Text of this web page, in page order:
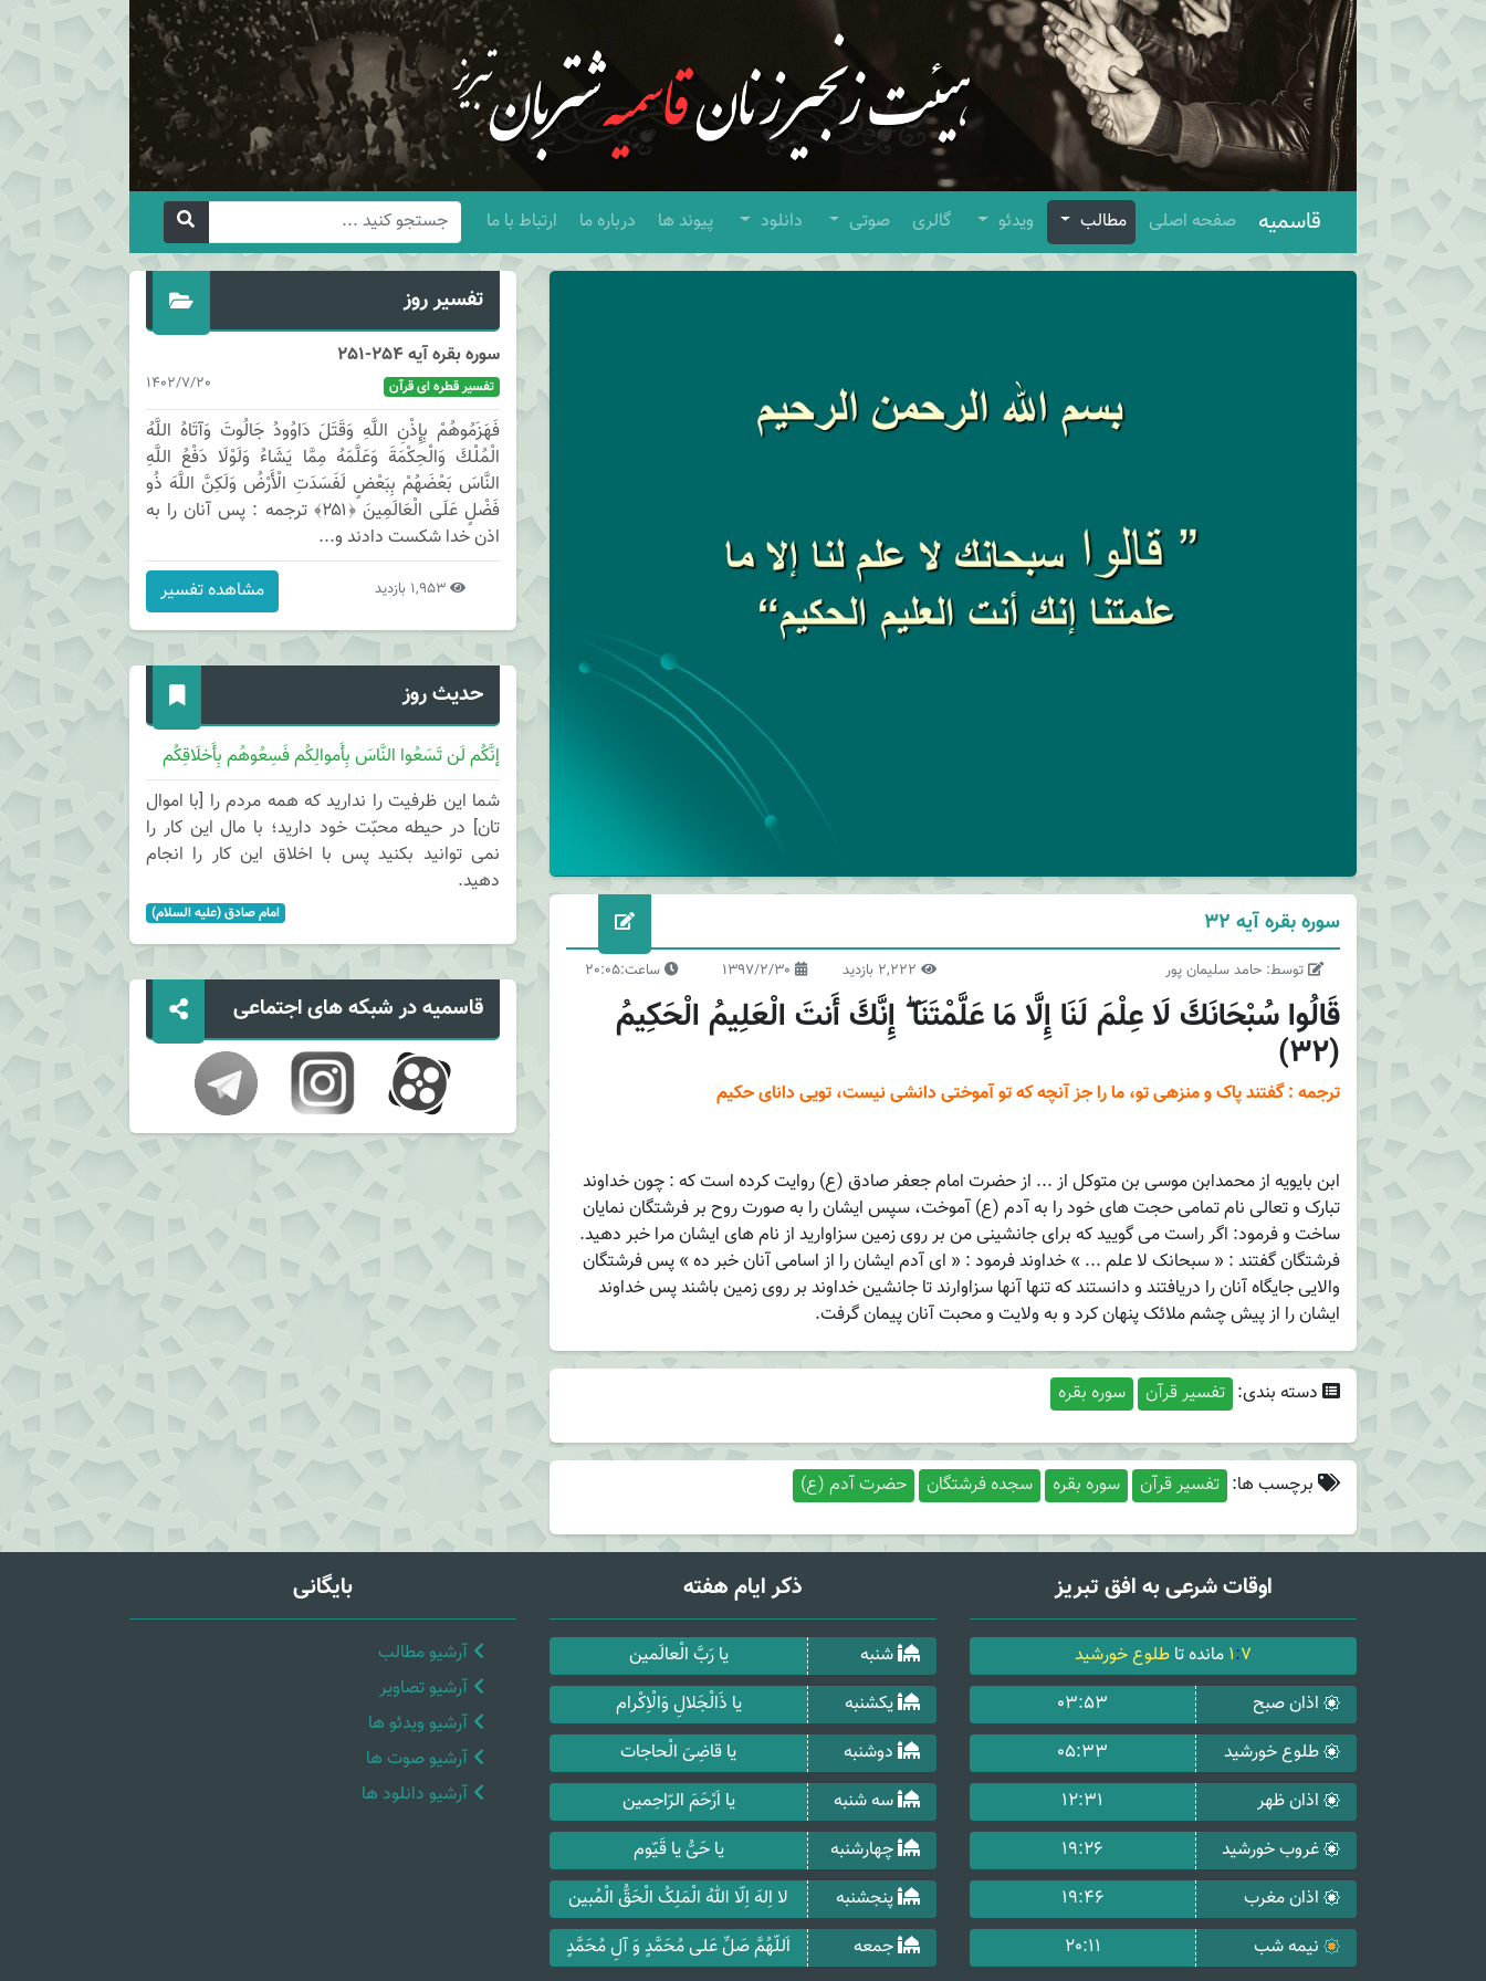
قاسمیه صفحه اصلی مطالب ویدئو گالری صوتی دانلود پیوند ها درباره ما ارتباط با ما
سوره بقره آیه 32
توسط: حامد سلیمان پور 1397/2/30 ساعت:20:05
قَالُوا سُبْحَانَكَ لَا عِلْمَ لَنَا إِلَّا مَا عَلَّمْتَنَا ۖ إِنَّكَ أَنتَ الْعَلِيمُ الْحَكِيمُ
(32)
ترجمه : گفتند پاک و منزهی تو، ما را جز آنچه که تو آموختی دانشی نیست، تویی دانای حکیم
ابن بایویه از محمدابن موسی بن متوکل از ... از حضرت امام جعفر صادق (ع) روایت کرده است که : چون خداوند
تبارک و تعالی نام تمامی حجت های خود را به آدم (ع) آموخت، سپس ایشان را به صورت روح بر فرشتگان نمایان
ساخت و فرمود: اگر راست می گویید که برای جانشینی من بر روی زمین سزاوارید از نام های ایشان مرا خبر دهید.
فرشتگان گفتند : « سبحانک لا علم ... » خداوند فرمود : « ای آدم ایشان را از اسامی آنان خبر ده » پس فرشتگان
والایی جایگاه آنان را دریافتند و دانستند که تنها آنها سزاوارند تا جانشین خداوند بر روی زمین باشند پس خداوند
ایشان را از پیش چشم ملائک پنهان کرد و به ولایت و محبت آنان پیمان گرفت.
دسته بندی: تفسیر قرآن سوره بقره
برچسب ها: تفسیر قرآن سوره بقره سجده فرشتگان حضرت آدم (ع)
تفسیر روز
سوره بقره آیه 254-251
1402/7/20 تفسیر قطره ای قرآن
فَهَزَمُوهُمْ بِإِذْنِ اللَّهِ وَقَتَلَ دَاوُودُ جَالُوتَ وَآتَاهُ اللَّهُ
الْمُلْكَ وَالْحِكْمَةَ وَعَلَّمَهُ مِمَّا يَشَاءُ وَلَوْلَا دَفْعُ اللَّهِ
النَّاسَ بَعْضَهُمْ بِبَعْضٍ لَفَسَدَتِ الْأَرْضُ وَلَكِنَّ اللَّهَ ذُو
فَضْلٍ عَلَى الْعَالَمِينَ ﴿۲۵۱﴾ ترجمه : پس آنان را به
اذن خدا شكست دادند و...
1,953 بازدید مشاهده تفسیر
حدیث روز
إنَّکُم لَن تَسَعُوا النَّاسَ بِأَموالِکُم فَسِعُوهُم بِأَخلَاقِکُم
شما این ظرفیت را ندارید که همه مردم را [با اموال
تان] در حیطه محبّت خود دارید؛ با مال این کار را
نمی توانید بکنید پس با اخلاق این کار را انجام
دهید.
امام صادق (علیه السلام)
قاسمیه در شبکه های اجتماعی
اوقات شرعی به افق تبریز
1:7 مانده تا طلوع خورشید
اذان صبح
03:53
طلوع خورشید
05:33
اذان ظهر
12:31
غروب خورشید
19:26
اذان مغرب
19:46
نیمه شب
20:11
ذکر ایام هفته
شنبه
یا رَبَّ الْعالَمین
یکشنبه
یا ذَالْجَلالِ وَالْاِکْرام
دوشنبه
یا قاضِیَ الْحاجات
سه شنبه
یا اَرْحَمَ الرّاحِمین
چهارشنبه
یا حَیُّ یا قَیّوم
پنجشنبه
لا اِلهَ اِلّا اللهُ الْمَلِکُ الْحَقُّ الْمُبین
جمعه
اَللّهُمَّ صَلِّ عَلی مُحَمَّدٍ وَ آلِ مُحَمَّدٍ
بایگانی
آرشیو مطالب
آرشیو تصاویر
آرشیو ویدئو ها
آرشیو صوت ها
آرشیو دانلود ها